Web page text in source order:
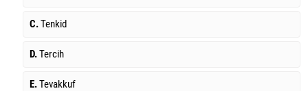
C.Tenkid
D.Tercih
E.Tevakkuf